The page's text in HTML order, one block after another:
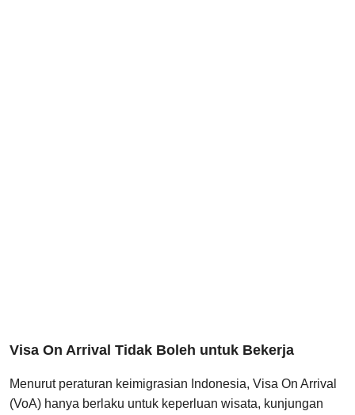
Visa On Arrival Tidak Boleh untuk Bekerja
Menurut peraturan keimigrasian Indonesia, Visa On Arrival
(VoA) hanya berlaku untuk keperluan wisata, kunjungan